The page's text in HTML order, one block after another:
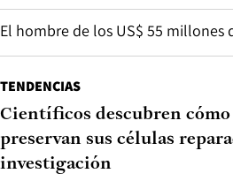
El hombre de los US$ 55 millones
TENDENCIAS
Científicos descubren
preservan sus células
investigación